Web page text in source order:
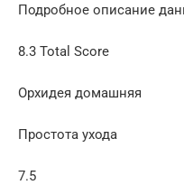
Подробное описание
8.3 Total Score
Орхидея домашняя
Простота ухода
7.5